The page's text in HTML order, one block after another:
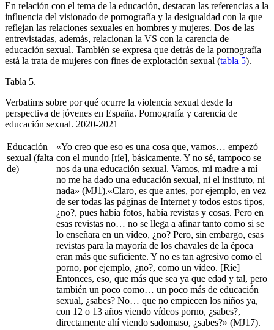
En relación con el tema de la educación, destacan las referencias a la
influencia del visionado de pornografía y la desigualdad con la que
reflejan las relaciones sexuales en hombres y mujeres. Dos de las
entrevistadas, además, relacionan la VS con la carencia de
educación sexual. También se expresa que detrás de la pornografía
está la trata de mujeres con fines de explotación sexual (tabla 5).
Tabla 5.
Verbatims sobre por qué ocurre la violencia sexual desde la
perspectiva de jóvenes en España. Pornografía y carencia de
educación sexual. 2020-2021
Educación
sexual (falta
de)
«Yo creo que eso es una cosa que, vamos… empezó
con el mundo [ríe], básicamente. Y no sé, tampoco se
nos da una educación sexual. Vamos, mi madre a mí
no me ha dado una educación sexual, ni el instituto, ni
nada» (MJ1).«Claro, es que antes, por ejemplo, en vez
de ser todas las páginas de Internet y todos estos tipos,
¿no?, pues había fotos, había revistas y cosas. Pero en
esas revistas no… no se llega a afinar tanto como si se
lo enseñara en un vídeo, ¿no? Pero, sin embargo, esas
revistas para la mayoría de los chavales de la época
eran más que suficiente. Y no es tan agresivo como el
porno, por ejemplo, ¿no?, como un vídeo. [Ríe]
Entonces, eso, que más que sea ya que edad y tal, pero
también un poco como… un poco más de educación
sexual, ¿sabes? No… que no empiecen los niños ya,
con 12 o 13 años viendo vídeos porno, ¿sabes?,
directamente ahí viendo sadomaso, ¿sabes?» (MJ17).